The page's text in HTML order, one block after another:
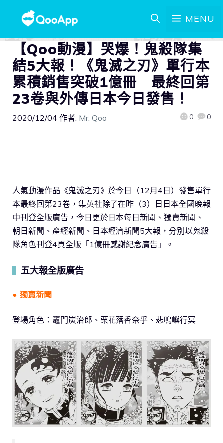
MENU
【Qoo動漫】哭爆！鬼殺隊集
結5大報！《鬼滅之刃》單行本
累積銷售突破1億冊 最終回第
23卷與外傳日本今日發售！
2020/12/04 作者: Mr. Qoo 0 0
人氣動漫作品《鬼滅之刃》於今日（12月4日）發售單行
本最終回第23卷，集英社除了在昨（3）日日本全國晚報
中刊登全版廣告，今日更於日本每日新聞、獨賣新聞、
朝日新聞、產經新聞、日本經濟新聞5大報，分別以鬼殺
隊角色刊登4頁全版「1億冊感謝紀念廣告」。
五大報全版廣告
● 獨賣新聞
登場角色：竈門炭治郎、栗花落香奈乎、悲鳴嶼行冥